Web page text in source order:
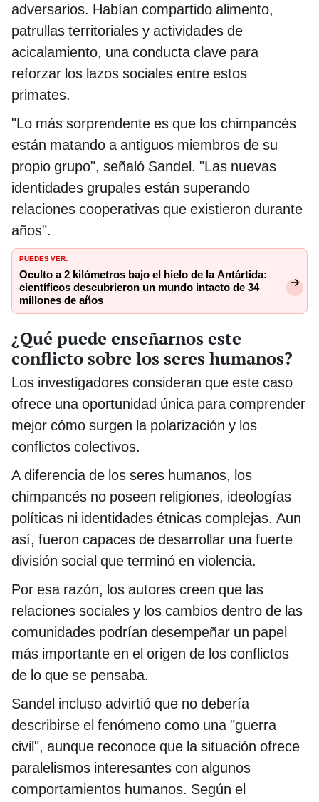
adversarios. Habían compartido alimento,
patrullas territoriales y actividades de
acicalamiento, una conducta clave para
reforzar los lazos sociales entre estos
primates.
"Lo más sorprendente es que los chimpancés
están matando a antiguos miembros de su
propio grupo", señaló Sandel. "Las nuevas
identidades grupales están superando
relaciones cooperativas que existieron durante
años".
PUEDES VER:
Oculto a 2 kilómetros bajo el hielo de la Antártida:
científicos descubrieron un mundo intacto de 34
millones de años
¿Qué puede enseñarnos este
conflicto sobre los seres humanos?
Los investigadores consideran que este caso
ofrece una oportunidad única para comprender
mejor cómo surgen la polarización y los
conflictos colectivos.
A diferencia de los seres humanos, los
chimpancés no poseen religiones, ideologías
políticas ni identidades étnicas complejas. Aun
así, fueron capaces de desarrollar una fuerte
división social que terminó en violencia.
Por esa razón, los autores creen que las
relaciones sociales y los cambios dentro de las
comunidades podrían desempeñar un papel
más importante en el origen de los conflictos
de lo que se pensaba.
Sandel incluso advirtió que no debería
describirse el fenómeno como una "guerra
civil", aunque reconoce que la situación ofrece
paralelismos interesantes con algunos
comportamientos humanos. Según el